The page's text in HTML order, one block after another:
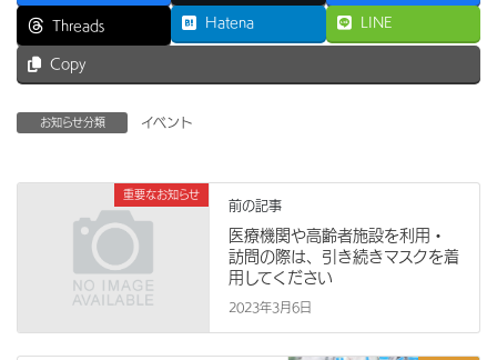
Threads Hatena LINE
Copy
お知らせ分類 イベント
重要なお知らせ
前の記事
医療機関や高齢者施設を利用・
訪問の際は、引き続きマスクを着
用してください
2023年3月6日